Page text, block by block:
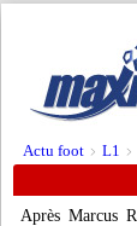
Actu foot > L1 >
Après Marcus